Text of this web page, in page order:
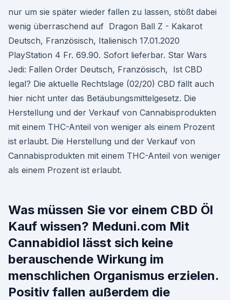
nur um sie später wieder fallen zu lassen, stößt dabei
wenig überraschend auf Dragon Ball Z - Kakarot
Deutsch, Französisch, Italienisch 17.01.2020
PlayStation 4 Fr. 69.90. Sofort lieferbar. Star Wars
Jedi: Fallen Order Deutsch, Französisch, Ist CBD
legal? Die aktuelle Rechtslage (02/20) CBD fällt auch
hier nicht unter das Betäubungsmittelgesetz. Die
Herstellung und der Verkauf von Cannabisprodukten
mit einem THC-Anteil von weniger als einem Prozent
ist erlaubt. Die Herstellung und der Verkauf von
Cannabisprodukten mit einem THC-Anteil von weniger
als einem Prozent ist erlaubt.
Was müssen Sie vor einem CBD Öl
Kauf wissen? Meduni.com Mit
Cannabidiol lässt sich keine
berauschende Wirkung im
menschlichen Organismus erzielen.
Positiv fallen außerdem die